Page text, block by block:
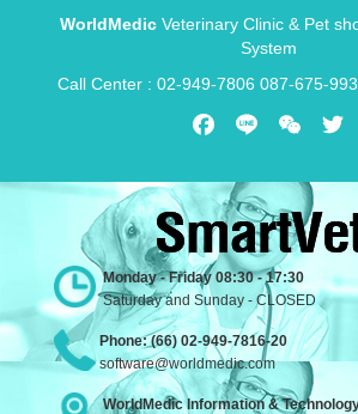
WorldMedic Veterinary Clinic & Pet
System
Call Center : 02-949-7806 087-675-
Monday - Friday 08:30 - 17:30
Saturday and Sunday - CLOSED
Phone: (66) 02-949-7816-20
software@worldmedic.com
WorldMedic Information &